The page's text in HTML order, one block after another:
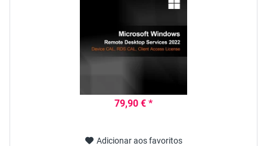
79,90 € *
Adicionar aos favoritos